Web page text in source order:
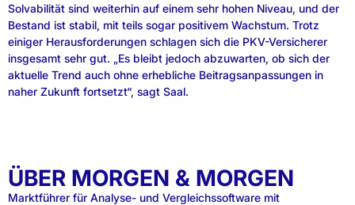
Solvabilität sind weiterhin auf einem sehr hohen Niveau, und der
Bestand ist stabil, mit teils sogar positivem Wachstum. Trotz
einiger Herausforderungen schlagen sich die PKV-Versicherer
insgesamt sehr gut. „Es bleibt jedoch abzuwarten, ob sich der
aktuelle Trend auch ohne erhebliche Beitragsanpassungen in
naher Zukunft fortsetzt“, sagt Saal.
ÜBER MORGEN & MORGEN
Marktführer für Analyse- und Vergleichssoftware mit